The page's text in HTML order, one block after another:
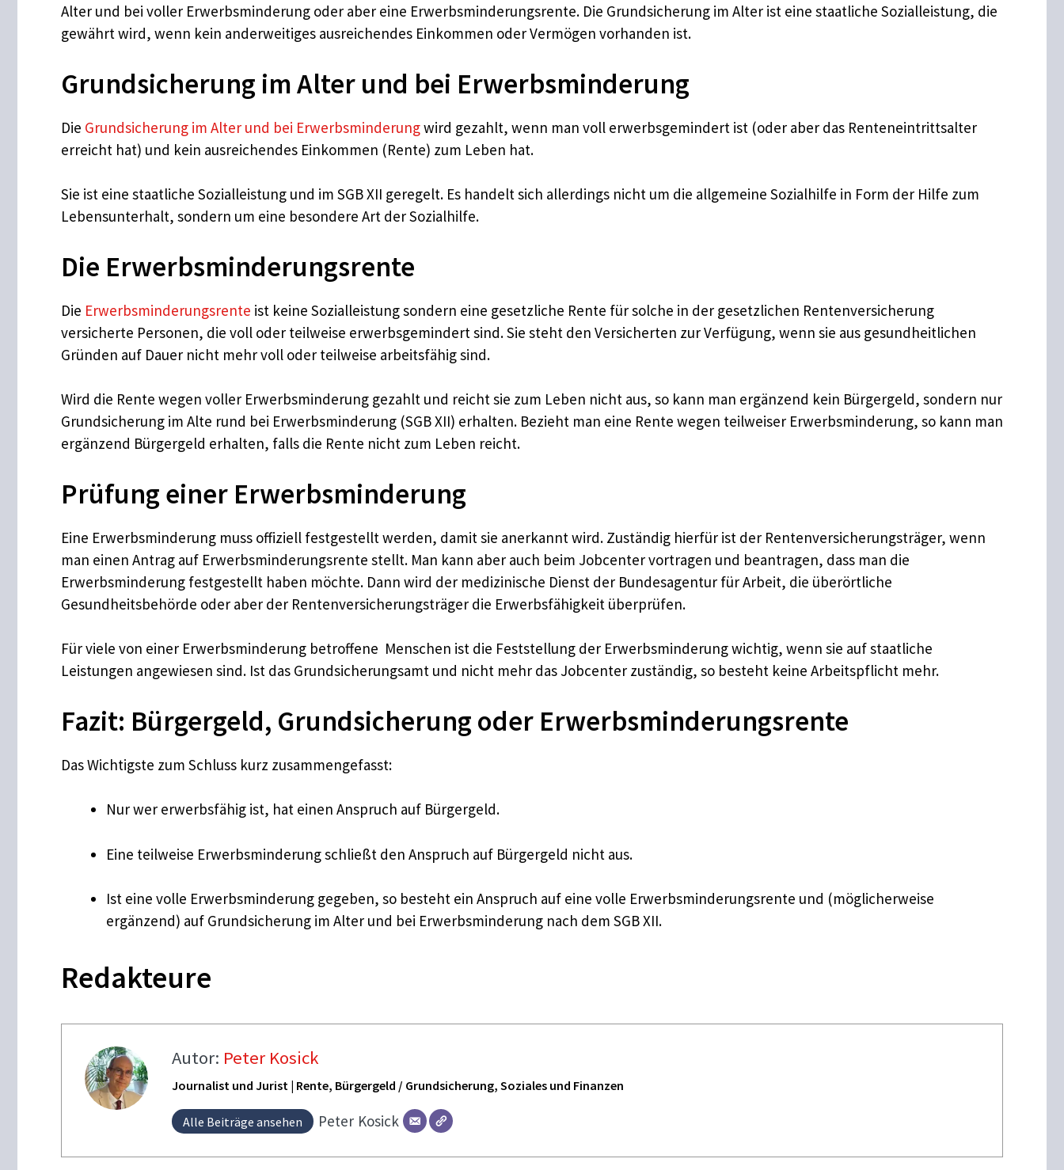
Alter und bei voller Erwerbsminderung oder aber eine Erwerbsminderungsrente. Die Grundsicherung im Alter ist eine staatliche Sozialleistung, die
gewährt wird, wenn kein anderweitiges ausreichendes Einkommen oder Vermögen vorhanden ist.
Grundsicherung im Alter und bei Erwerbsminderung
Die Grundsicherung im Alter und bei Erwerbsminderungwird gezahlt, wenn man voll erwerbsgemindert ist (oder aber das Renteneintrittsalter
erreicht hat) und kein ausreichendes Einkommen (Rente) zum Leben hat.
Sie ist eine staatliche Sozialleistung und im SGB XII geregelt. Es handelt sich allerdings nicht um die allgemeine Sozialhilfe in Form der Hilfe zum
Lebensunterhalt, sondern um eine besondere Art der Sozialhilfe.
Die Erwerbsminderungsrente
Die Erwerbsminderungsrente ist keine Sozialleistung sondern eine gesetzliche Rente für solche in der gesetzlichen Rentenversicherung
versicherte Personen, die voll oder teilweise erwerbsgemindert sind. Sie steht den Versicherten zur Verfügung, wenn sie aus gesundheitlichen
Gründen auf Dauer nicht mehr voll oder teilweise arbeitsfähig sind.
Wird die Rente wegen voller Erwerbsminderung gezahlt und reicht sie zum Leben nicht aus, so kann man ergänzend kein Bürgergeld, sondern nur
Grundsicherung im Alte rund bei Erwerbsminderung (SGB XII) erhalten. Bezieht man eine Rente wegen teilweiser Erwerbsminderung, so kann man
ergänzend Bürgergeld erhalten, falls die Rente nicht zum Leben reicht.
Prüfung einer Erwerbsminderung
Eine Erwerbsminderung muss offiziell festgestellt werden, damit sie anerkannt wird. Zuständig hierfür ist der Rentenversicherungsträger, wenn
man einen Antrag auf Erwerbsminderungsrente stellt. Man kann aber auch beim Jobcenter vortragen und beantragen, dass man die
Erwerbsminderung festgestellt haben möchte. Dann wird der medizinische Dienst der Bundesagentur für Arbeit, die überörtliche
Gesundheitsbehörde oder aber der Rentenversicherungsträger die Erwerbsfähigkeit überprüfen.
Für viele von einer Erwerbsminderung betroffene Menschen ist die Feststellung der Erwerbsminderung wichtig, wenn sie auf staatliche
Leistungen angewiesen sind. Ist das Grundsicherungsamt und nicht mehr das Jobcenter zuständig, so besteht keine Arbeitspflicht mehr.
Fazit: Bürgergeld, Grundsicherung oder Erwerbsminderungsrente
Das Wichtigste zum Schluss kurz zusammengefasst:
Nur wer erwerbsfähig ist, hat einen Anspruch auf Bürgergeld.
Eine teilweise Erwerbsminderung schließt den Anspruch auf Bürgergeld nicht aus.
Ist eine volle Erwerbsminderung gegeben, so besteht ein Anspruch auf eine volle Erwerbsminderungsrente und (möglicherweise
ergänzend) auf Grundsicherung im Alter und bei Erwerbsminderung nach dem SGB XII.
Redakteure
Autor: Peter Kosick
Journalist und Jurist | Rente, Bürgergeld / Grundsicherung, Soziales und Finanzen
Alle Beiträge ansehen Peter Kosick